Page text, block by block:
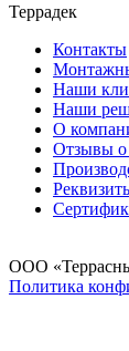
Террадек
Контакты
Наши
Наши
О
Отзывы о
ООО
Политика